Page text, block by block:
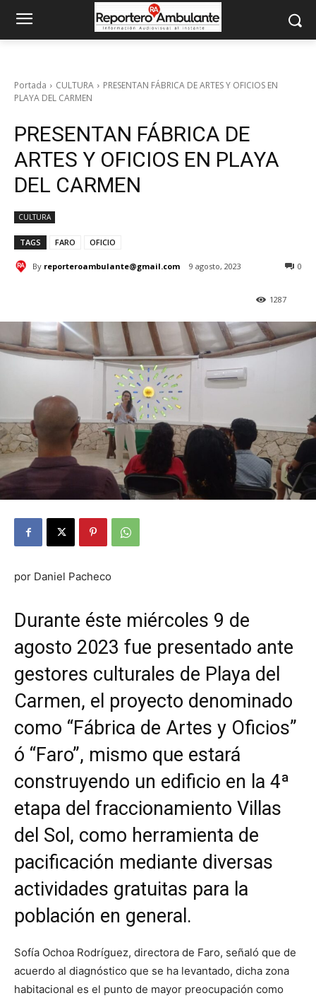
Portada CULTURA
PRESENTAN FÁBRICA DE ARTES Y OFICIOS EN
PLAYA DEL CARMEN
PRESENTAN FÁBRICA DE
ARTES Y OFICIOS EN PLAYA
DEL CARMEN
CULTURA
TAGS FARO OFICIO
By reporteroambulante@gmail.com 9 agosto, 2023 0
1287
por Daniel Pacheco
Durante éste miércoles 9 de
agosto 2023 fue presentado ante
gestores culturales de Playa del
Carmen, el proyecto denominado
como “Fábrica de Artes y Oficios”
ó “Faro”, mismo que estará
construyendo un edificio en la 4ª
etapa del fraccionamiento Villas
del Sol, como herramienta de
pacificación mediante diversas
actividades gratuitas para la
población en general.
Sofía Ochoa Rodríguez, directora de Faro, señaló que de
acuerdo al diagnóstico que se ha levantado, dicha zona
habitacional es el punto de mayor preocupación como